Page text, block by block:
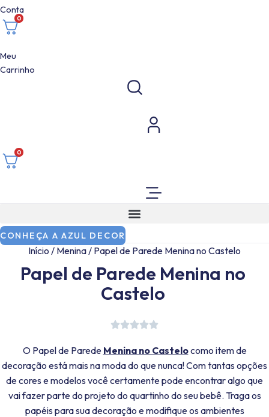
Conta
0
Meu
Carrinho
0
CONHEÇA A AZUL DECOR
Início / Menina/ Papel de Parede Menina no Castelo
Papel de Parede Menina no
Castelo
O Papel de Parede Menina no Castelocomo item de
decoração está mais na moda do que nunca! Com tantas opções
de cores e modelos você certamente pode encontrar algo que
vai fazer parte do projeto do quartinho do seu bebê. Traga os
papéis para sua decoração e modifique os ambientes